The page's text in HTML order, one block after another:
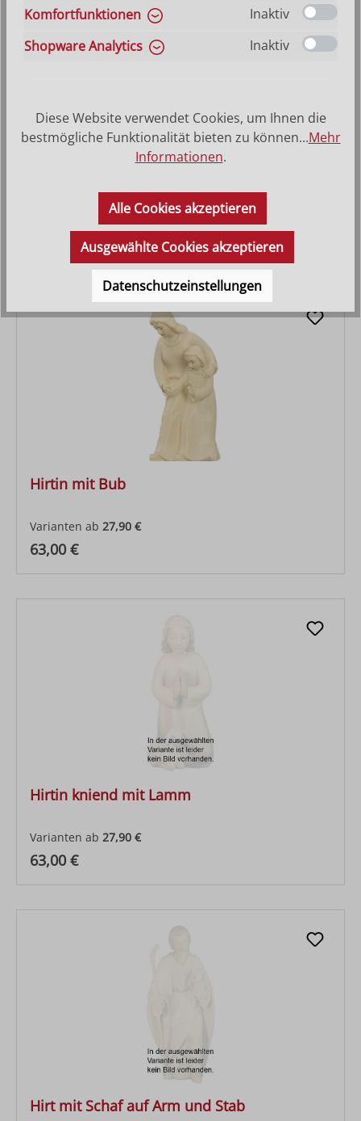
56,00 €
Regulärer Preis:
126,00 €
Hirtin mit Bub
Varianten ab 27,90 €
Regulärer Preis:
63,00 €
Hirtin kniend mit Lamm
Varianten ab 27,90 €
Regulärer Preis:
63,00 €
Hirt mit Schaf auf Arm und Stab
Komfortfunktionen
Inaktiv
Shopware Analytics
Inaktiv
Diese Website verwendet Cookies, um Ihnen die
bestmögliche Funktionalität bieten zu können...Mehr
Informationen.
Alle Cookies akzeptieren
Ausgewählte Cookies akzeptieren
Datenschutzeinstellungen